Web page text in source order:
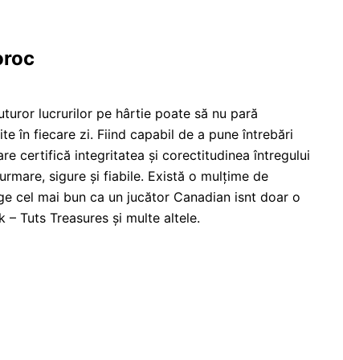
lucrurilor pe hârtie poate să nu pară
în fiecare zi. Fiind capabil de a pune întrebări
certifică integritatea și corectitudinea întregului
sigure și fiabile. Există o mulțime de
cel mai bun ca un jucător Canadian isnt doar o
Tuts Treasures și multe altele.